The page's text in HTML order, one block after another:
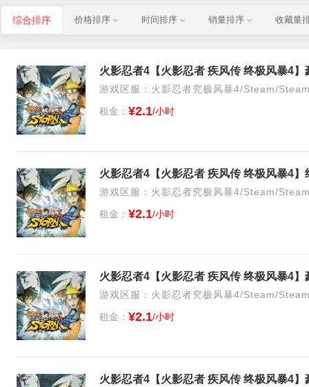
综合排序 价格排序 时间排序 销量排序 收藏量
火影忍者4【火影忍者 疾风传 终极风暴4
游戏区服：火影忍者究极风暴4/Steam/
租金： ¥2.1/小时
游戏区服：火影忍者究极风暴4/Steam/
租金： ¥2.1/小时
火影忍者4【火影忍者 疾风传 终极风暴4
游戏区服：火影忍者究极风暴4/Steam/
租金： ¥2.1/小时
火影忍者4【火影忍者 疾风传 终极风暴4